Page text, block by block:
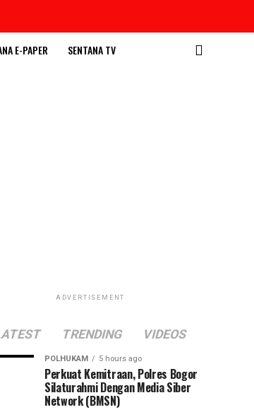
E-PAPER SENTANA TV
ADVERTISEMENT
TRENDING VIDEOS
POLHUKAM 5 hours ago
Perkuat Kemitraan, Polres Bogor
Silaturahmi Dengan Media Siber
Network (BMSN)